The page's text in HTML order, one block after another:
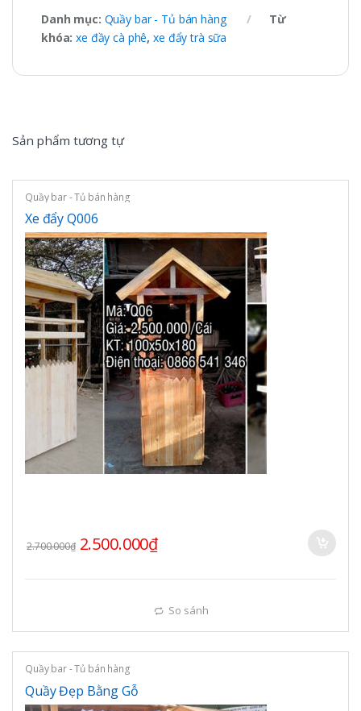
Danh mục: Quầy bar - Tủ bán hàng
Từ
khóa:xe đầy cà phê,xe đẩy trà sữa
Sản phẩm tương tự
Quầy bar - Tủ bán hàng
Xe đẩy Q006
2.700.000₫ 2.500.000₫
So sánh
Quầy bar - Tủ bán hàng
Quầy Đẹp Bằng Gỗ